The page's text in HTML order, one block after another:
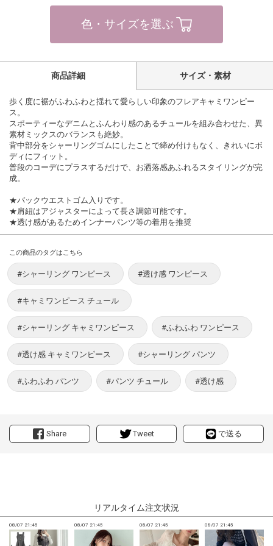
色・サイズを選ぶ
Share Tweet で送る
商品詳細 サイズ・素材
歩く度に裾がふわふわと揺れて愛らしい印象のフレアキャミワンピー
ス。
スポーティーなデニムとふんわり感のあるチュールを組み合わせた、異
素材ミックスのバランスも絶妙。
背中部分をシャーリングゴムにしたことで締め付けもなく、きれいにボ
ディにフィット。
普段のコーデにプラスするだけで、お洒落感あふれるスタイリングが完
成。
★バックウエストゴム入りです。
★肩紐はアジャスターによって長さ調節可能です。
★透け感があるためインナーパンツ等の着用を推奨
この商品のタグはこちら
#シャーリング ワンピース #透け感 ワンピース
#キャミワンピース チュール
#シャーリング キャミワンピース #ふわふわ ワンピース
#透け感 キャミワンピース #シャーリング パンツ
#ふわふわ パンツ #パンツ チュール #透け感
リアルタイム注文状況
08/07 21:45 08/07 21:45 08/07 21:45 08/07 21:45